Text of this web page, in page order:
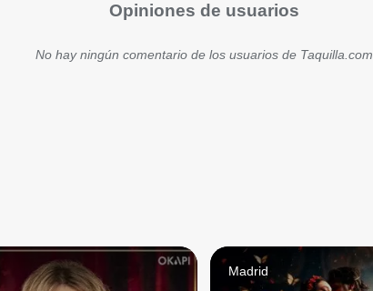
Opiniones de usuarios
No hay ningún comentario de los usuarios de Taquilla.com
Madrid